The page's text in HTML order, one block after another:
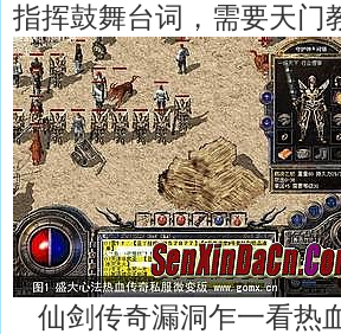
指挥鼓舞台词，需要天门
仙剑传奇漏洞乍一看热